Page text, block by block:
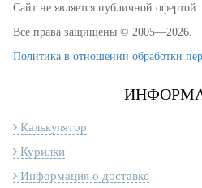
Сайт не является публичной офертой
Все права защищены © 2005—2026.
Политика в отношении обработки
Калькулятор
Курилки
Информация о доставке